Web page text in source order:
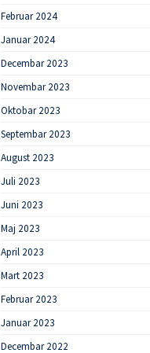
Februar 2024
Januar 2024
Decembar 2023
Novembar 2023
Oktobar 2023
Septembar 2023
August 2023
Juli 2023
Juni 2023
Maj 2023
April 2023
Mart 2023
Februar 2023
Januar 2023
Decembar 2022